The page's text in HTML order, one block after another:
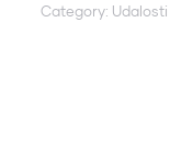
Category: Udalosti